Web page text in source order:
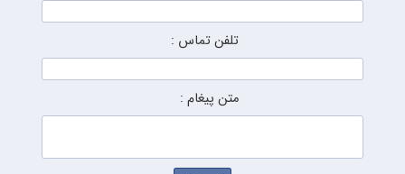
تلفن تماس :
متن پیغام :